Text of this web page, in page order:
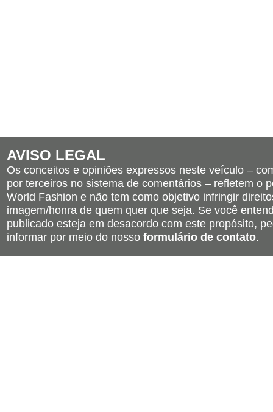
AVISO LEGAL
Os conceitos e opiniões expressos neste veículo –
por terceiros no sistema de comentários – refletem o
World Fashion e não tem como objetivo infringir
imagem/honra de quem quer que seja. Se você
publicado esteja em desacordo com este propósito,
informar por meio do nosso formulário de contato.